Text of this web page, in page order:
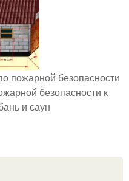
пожарной безопасности
безопасности к
и саун